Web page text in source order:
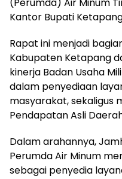
(Perumda) Air Minum
Kantor Bupati
Rapat ini menjadi
Kabupaten Ketapang
kinerja Badan Usaha
dalam penyediaan
masyarakat, sekaligus
Pendapatan Asli
Dalam arahannya,
Perumda Air Minum
sebagai penyedia